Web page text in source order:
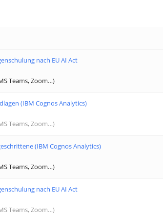
nach EU AI Act
Teams, Zoom…)
(IBM Cognos Analytics)
Teams, Zoom…)
(IBM Cognos Analytics)
Teams, Zoom…)
nach EU AI Act
Teams, Zoom…)